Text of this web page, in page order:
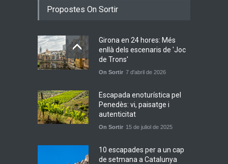
transformen els ‘Cants
10 de juny de 2026
la calor amb l’himne
Novetats musicals
5 de juny de 2026
Propostes On Sortir
Girona en 24 hores: Més
enllà dels escenaris de 'Joc
de Trons'
On Sortir 7 d'abril de 2026
Escapada enoturística pel
Penedès: vi, paisatge i
autenticitat
On Sortir 15 de juliol de 2025
10 escapades per a un cap
de setmana a Catalunya